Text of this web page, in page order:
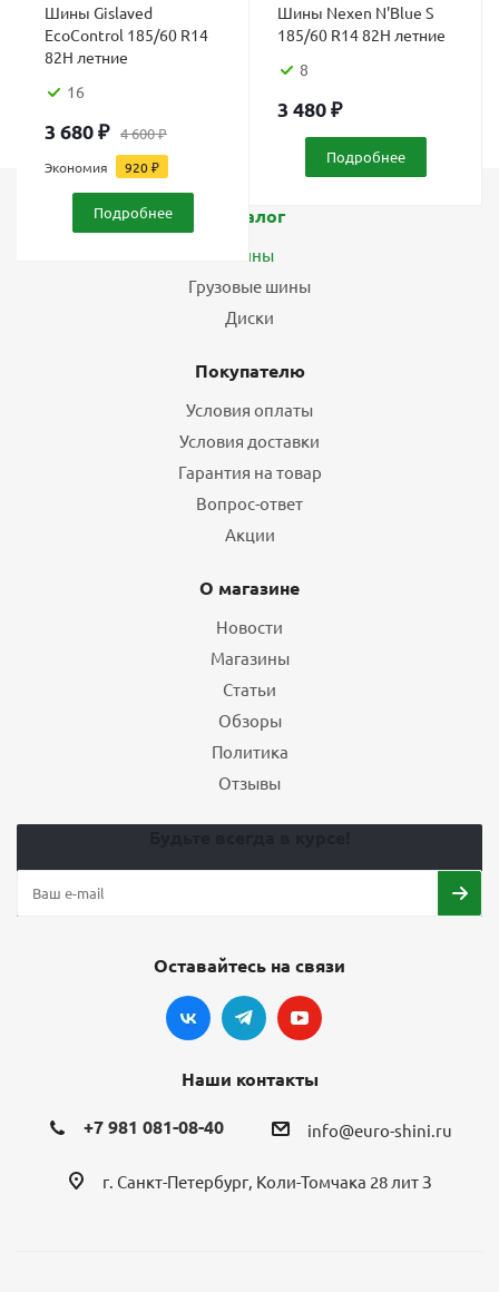
Шины Gislaved
EcoControl 185/60 R14
82H летние
16
3 680₽ 4 600₽
Экономия 920₽
Подробнее
Шины Nexen N'Blue S
185/60 R14 82H летние
8
3 480₽
Подробнее
Каталог
Шины
Грузовые шины
Диски
Покупателю
Условия оплаты
Условия доставки
Гарантия на товар
Вопрос-ответ
Акции
О магазине
Новости
Магазины
Статьи
Обзоры
Политика
Отзывы
Оставайтесь на связи
Наши контакты
+7 981 081-08-40 info@euro-shini.ru
г. Санкт-Петербург, Коли-Томчака 28 лит З